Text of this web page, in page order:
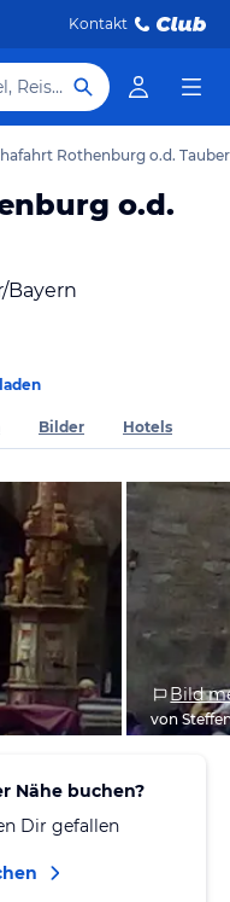
Kontakt
Hotel, Reiseziel
Rothenburg o.d. Tauber
o.d.
Bayern
Bilder Hotels
Bild
von
Nähe buchen?
Dir gefallen